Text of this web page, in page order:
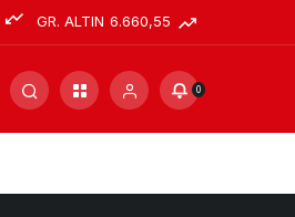
GR. ALTIN 6.660,55
0